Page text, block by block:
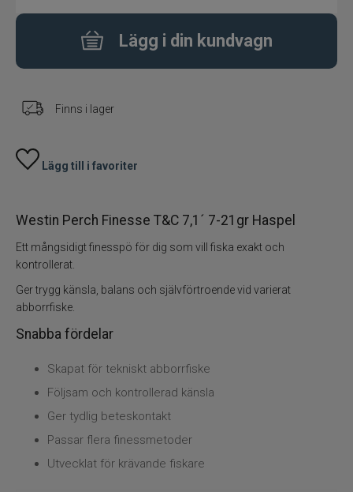
Flugbindning
Vinterfiske
Kläder
Trolling
Specimenfiske
Varumärken
Lägg i din kundvagn
Finns i lager
Lägg till i favoriter
Westin Perch Finesse T&C 7,1´ 7-21gr Haspel
Ett mångsidigt finesspö för dig som vill fiska exakt och
kontrollerat.
Ger trygg känsla, balans och självförtroende vid varierat
abborrfiske.
Snabba fördelar
Skapat för tekniskt abborrfiske
Följsam och kontrollerad känsla
Ger tydlig beteskontakt
Passar flera finessmetoder
Utvecklat för krävande fiskare